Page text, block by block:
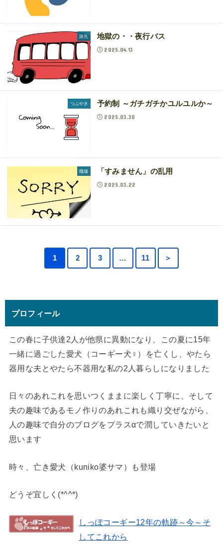
旅先 地獄の・・夜行バス
2025.04.13
つぶやき 予約制 ～ガチガチかユルユルか～
2025.03.30
職場 「すみません」の乱用
2025.03.22
1 2 3 … 11 ＞
プロフィール
この春に子供達2人が他県に異動になり、この夏に15年
一緒に過ごした愛犬（コーギー犬♀）を亡くし、やたら
器用な夫とやたら不器用な私の2人暮らしになりました
日々のあれこれを思いつくままに楽しく丁寧に、そして
夫の趣味であるモノ作りのあれこれも織り交ぜながら、
人の趣味で自分のブログをプラスαで潤していきたいと
思います
時々、亡き愛犬（kuniko婆サマ）も登場
どうぞ宜しく(*^^*)
しっぽコーギー12年の軌跡～今～そ
してこれから